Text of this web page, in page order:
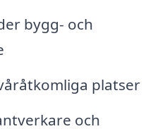
bygg- och
platser
och